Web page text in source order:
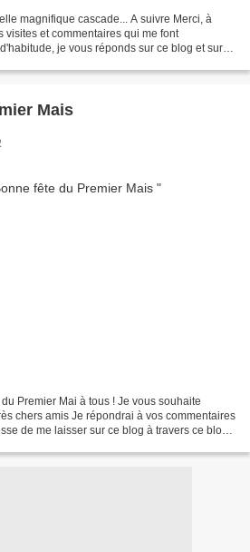
magnifique cascade... A suivre Merci, à
visites et commentaires qui me font
je vous réponds sur ce blog et sur
Mais
Premier Mai à tous ! Je vous souhaite
chers amis Je répondrai à vos commentaires
de me laisser sur ce blog à travers ce blog,